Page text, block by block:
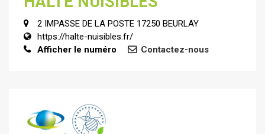
2 IMPASSE DE LA POSTE 17250 BEURLAY
https://halte-nuisibles.fr/
Afficher le numéro
Contactez-nous